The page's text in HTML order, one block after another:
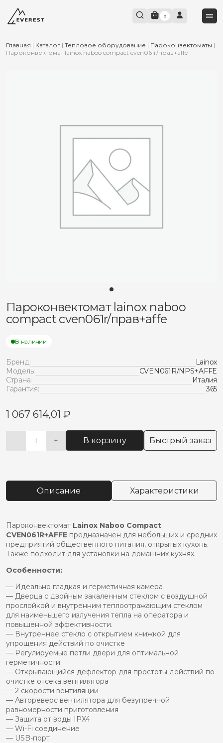
0
Главная | Каталог | Тепловое оборудование | Пароконвектоматы |
Пароконвектомат lainox naboo compact cven061r/прав+affe
Пароконвектомат lainox naboo
compact cven061r/прав+affe
В наличии
Бренд:
Lainox
Модель:
CVEN061R/NPS+AFFE
Страна:
Италия
Гарантия:
365
1 067 614,01 ₽
−
Количество
naboo
compact
cven061r/
+ В корзину Быстрый заказ
Alternative:
Описание Характеристики
Пароконвектомат Lainox Naboo Compact
CVEN061R+AFFE предназначен для небольших и средних
предприятий общественного питания, открытых кухонь.
Также подходит для установки на домашних кухнях.
Особенности:
— Идеально гладкая и герметичная камера
— Дверца с двойным закаленным стеклом с воздушной
прослойкой и внутренним теплоотражающим стеклом
для наименьшего излучения тепла на оператора и
повышенной эффективности.
— Внутреннее стекло с открытием книжкой для
упрощения действий по очистке
— Регулируемые петли двери для оптимальной
герметичности
— Открывающийся дефлектор для простоты действий по
очистке отсека вентилятора
— 2 скорости вентиляции
— Автореверс вентилятора для безупречной
равномерности приготовления
— Защита от воды IPX4
— Wi-Fi соединение
— USB-порт